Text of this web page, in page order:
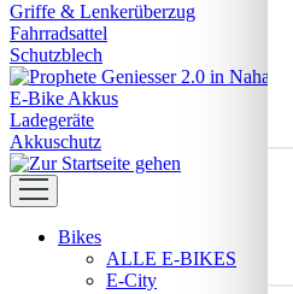
Griffe & Lenkerüberzug
Fahrradsattel
Schutzblech
E-Bike Akkus
Ladegeräte
Akkuschutz
Bikes
ALLE E-BIKES
E-City